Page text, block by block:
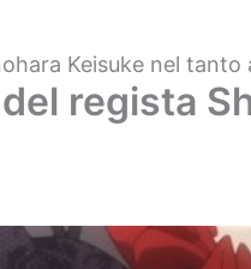
Keisuke nel
regista